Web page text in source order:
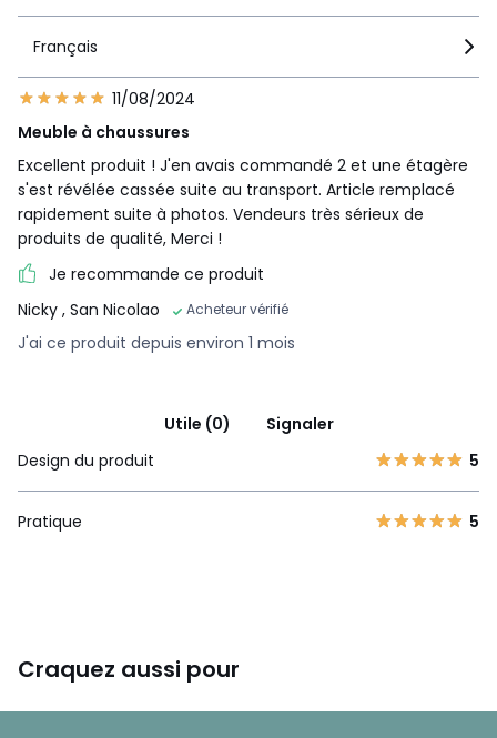
Français
11/08/2024
Meuble à chaussures
Excellent produit ! J'en avais commandé 2 et une étagère
s'est révélée cassée suite au transport. Article remplacé
rapidement suite à photos. Vendeurs très sérieux de
produits de qualité, Merci !
Je recommande ce produit
Nicky , San Nicolao Acheteur vérifié
J'ai ce produit depuis environ 1 mois
Utile (0)
Signaler
Design du produit
5
Pratique 5
Craquez aussi pour